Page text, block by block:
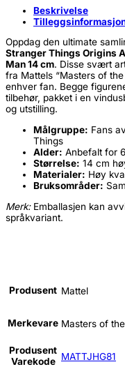
Beskrivelse
Oppdag den ultimate
Stranger Things Origins
Man 14 cm. Disse svært
fra Mattels “Masters of
enhver fan. Begge
tilbehør, pakket i en
og utstilling.
Målgruppe: Fans
Things
Alder: Anbefalt for
Størrelse: 14 cm
Materialer: Høy
Bruksområder:
Merk:Emballasjen kan
språkvariant.
Produsent Mattel
Merkevare Masters of
Produsent
Varekode MATTJHG81